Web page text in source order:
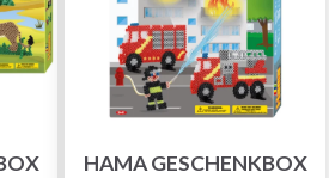
HAMA GESCHENKBOX